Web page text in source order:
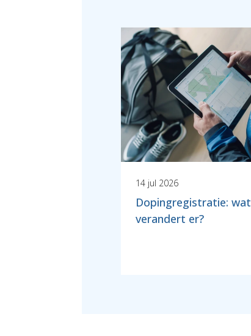
14 jul 2026
Dopingregistratie: wat
verandert er?